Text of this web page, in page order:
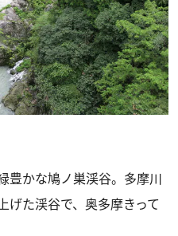
豊かな鳩ノ巣渓谷。多摩川
げた渓谷で、奥多摩きって